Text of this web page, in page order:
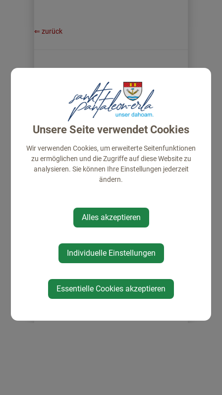
⇐ zurück
GEMEINDE
Gemeindeamt
Amtstafel
Gemeinderat
Gemeindeeinrichtungen
Ortsplan
Unsere Seite verwendet Cookies
Wir verwenden Cookies, um erweiterte Seitenfunktionen
zu ermöglichen und die Zugriffe auf diese Website zu
analysieren. Sie können Ihre Einstellungen jederzeit
ändern.
Alles akzeptieren
Individuelle Einstellungen
Essentielle Cookies akzeptieren